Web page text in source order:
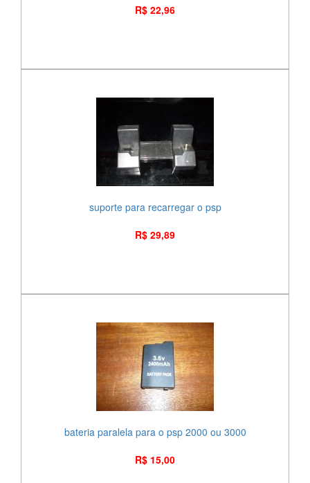
R$ 22,96
suporte para recarregar o psp
R$ 29,89
bateria paralela para o psp 2000 ou 3000
R$ 15,00